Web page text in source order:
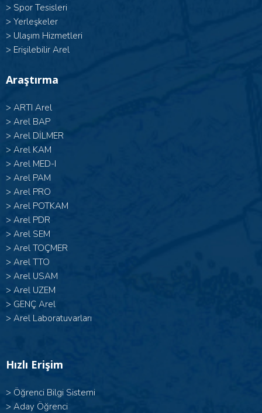
> Spor Tesisleri
> Yerleşkeler
> Ulaşım Hizmetleri
> Erişilebilir Arel
Araştırma
> ARTI Arel
> Arel BAP
> Arel DİLMER
> Arel KAM
> Arel MED-I
> Arel PAM
> Arel PRO
> Arel POTKAM
> Arel PDR
> Arel SEM
> Arel TOÇMER
> Arel TTO
> Arel USAM
> Arel UZEM
> GENÇ Arel
> Arel Laboratuvarları
Hızlı Erişim
> Öğrenci Bilgi Sistemi
> Aday Öğrenci